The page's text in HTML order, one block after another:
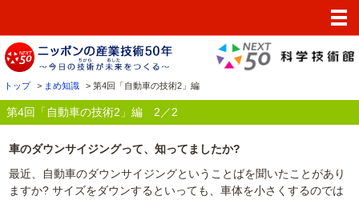
イベント
まめ知識
トップ > まめ知識 > 第4回「自動車の技術2」編
第4回「自動車の技術2」編 2／2
車のダウンサイジングって、知ってましたか?
最近、自動車のダウンサイジングということばを聞いたことがあり
ますか? サイズをダウンするといっても、車体を小さくするのでは